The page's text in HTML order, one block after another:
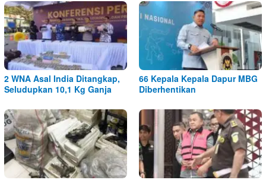
2 WNA Asal India Ditangkap,
Seludupkan 10,1 Kg Ganja
66 Kepala Kepala Dapur MBG
Diberhentikan